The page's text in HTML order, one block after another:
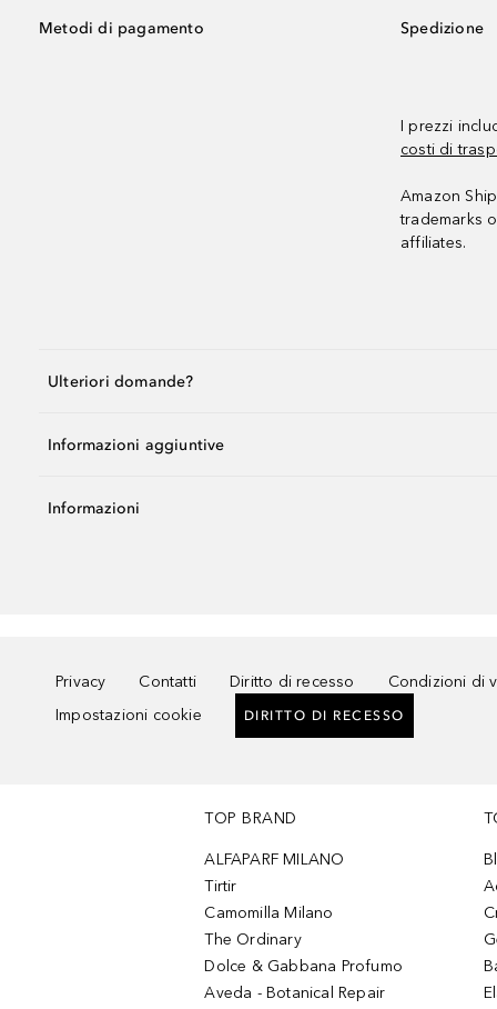
Metodi di pagamento Spedizione
I prezzi
costi di
Amazon
trademarks
affiliates.
Ulteriori domande?
Informazioni aggiuntive
Informazioni
Privacy Contatti Diritto di recesso Condizioni di
Impostazioni cookie
DIRITTO DI RECESSO
TOP BRAND
ALFAPARF MILANO
Tirtir
Camomilla Milano
The Ordinary
Dolce & Gabbana Profumo
Aveda - Botanical Repair